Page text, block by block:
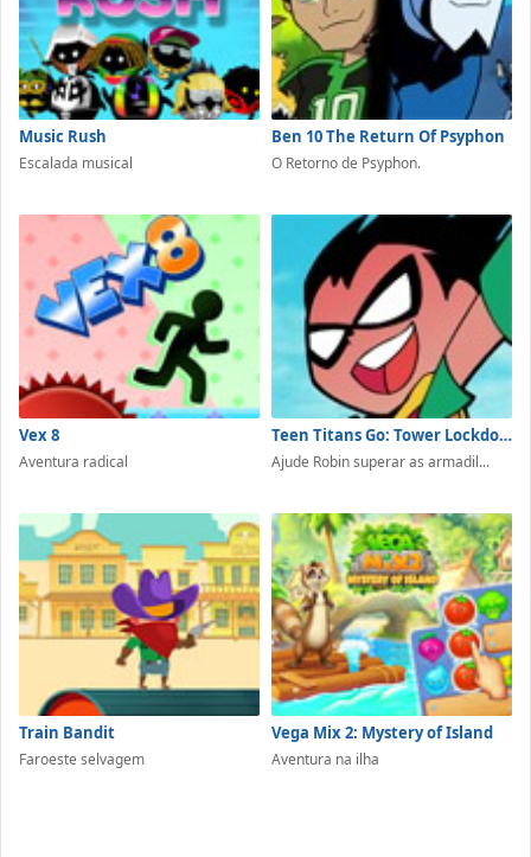
Music Rush
Escalada musical
Ben 10 The Return Of Psyphon
O Retorno de Psyphon.
Vex 8
Aventura radical
Teen Titans Go: Tower Lockdown
Ajude Robin superar as armadil...
Train Bandit
Faroeste selvagem
Vega Mix 2: Mystery of Island
Aventura na ilha